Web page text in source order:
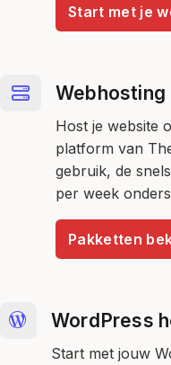
Start met je
Webhosting
Host je website
platform van
gebruik, de
per week
Pakketten
WordPress
Start met jouw